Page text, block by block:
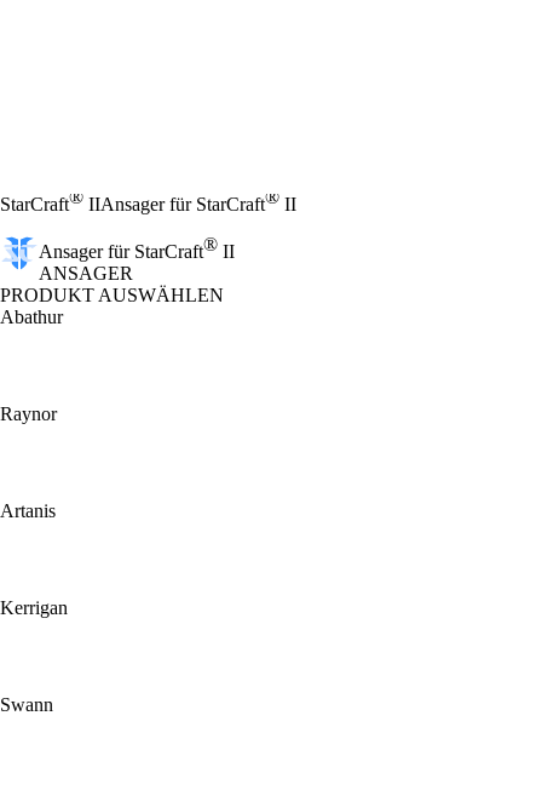
StarCraft® IIAnsager für StarCraft® II
Ansager für StarCraft® II
ANSAGER
PRODUKT AUSWÄHLEN
Abathur
Raynor
Artanis
Kerrigan
Swann